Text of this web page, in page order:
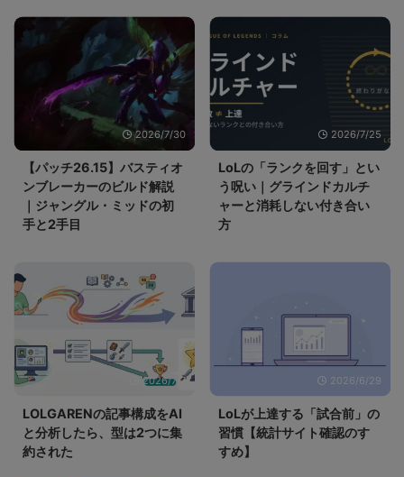
2026/7/30
【パッチ26.15】バスティオ
ンブレーカーのビルド解説
｜ジャングル・ミッドの初
手と2手目
2026/7/25
LoLの「ランクを回す」とい
う呪い｜グラインドカルチ
ャーと消耗しない付き合い
方
2026/7/7
LOLGARENの記事構成をAI
と分析したら、型は2つに集
約された
2026/6/29
LoLが上達する「試合前」の
習慣【統計サイト確認のす
すめ】